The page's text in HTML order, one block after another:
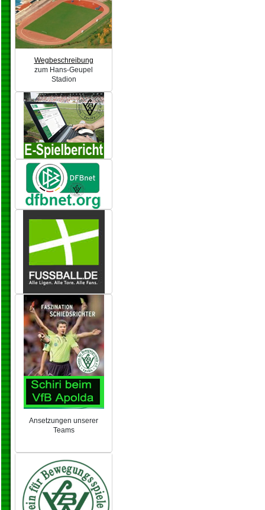
Wegbeschreibung
zum Hans-Geupel
Stadion
Ansetzungen unserer
Teams